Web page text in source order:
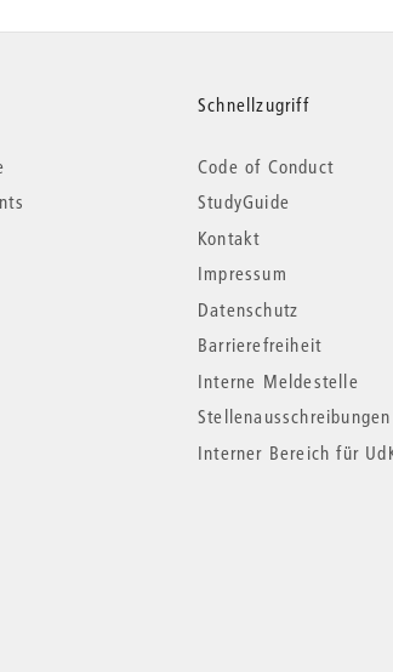
Schnellzugriff
Code of Conduct
StudyGuide
Kontakt
Impressum
Datenschutz
Barrierefreiheit
Interne Meldestelle
Stellenausschreibungen
Interner Bereich für